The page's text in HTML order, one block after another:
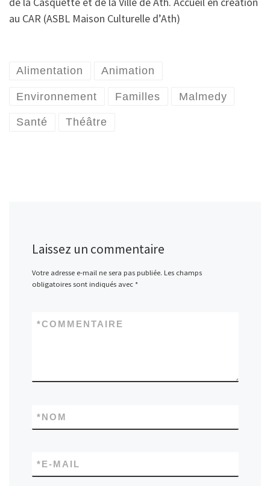
au CAR (ASBL Maison Culturelle d’Ath)
Alimentation Animation
Environnement Familles Malmedy
Santé Théâtre
Laissez un commentaire
Votre adresse e-mail ne sera pas publiée. Les champs
obligatoires sont indiqués avec *
COMMENTAIRE
*
NOM
*
E-MAIL
*